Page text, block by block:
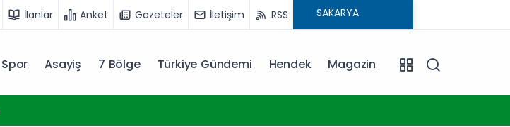
İlanlar Anket Gazeteler İletişim RSS
Spor Asayiş 7 Bölge Türkiye Gündemi Hendek Magazin